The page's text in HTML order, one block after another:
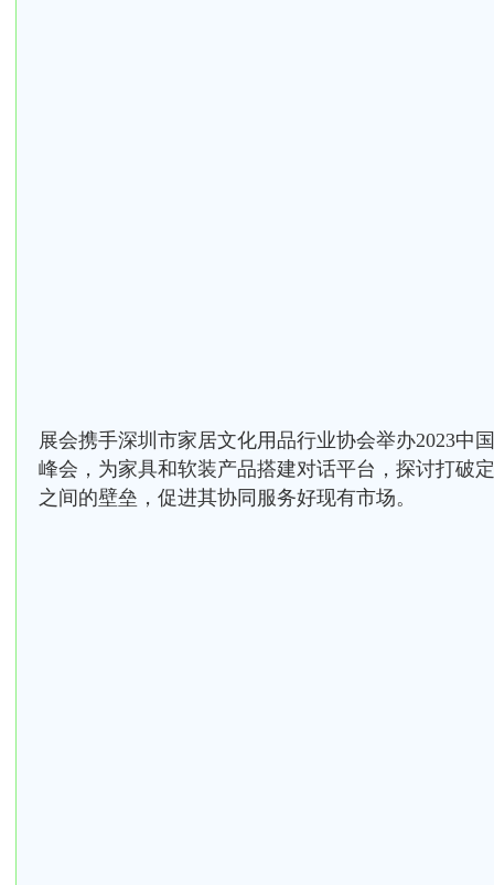
展会携手深圳市家居文化用品行业协会举办2023中
峰会，为家具和软装产品搭建对话平台，探讨打破
之间的壁垒，促进其协同服务好现有市场。